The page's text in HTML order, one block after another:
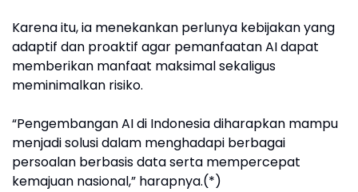
Karena itu, ia menekankan perlunya kebijakan yang
adaptif dan proaktif agar pemanfaatan AI dapat
memberikan manfaat maksimal sekaligus
meminimalkan risiko.
“Pengembangan AI di Indonesia diharapkan mampu
menjadi solusi dalam menghadapi berbagai
persoalan berbasis data serta mempercepat
kemajuan nasional,” harapnya.(*)